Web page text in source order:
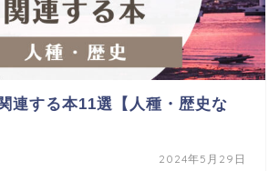
連する本11選【人種・歴史な
2024年5月29日